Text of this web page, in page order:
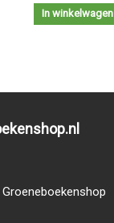
In winkelwagen